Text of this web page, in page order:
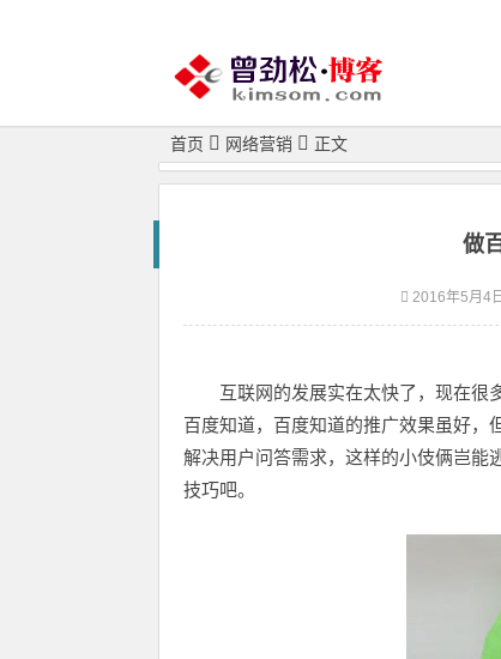
首页 网络营销 正文
做
2016年5月4日
互联网的发展实在太快了，现在很
百度知道，百度知道的推广效果虽好，
解决用户问答需求，这样的小伎俩岂能
技巧吧。